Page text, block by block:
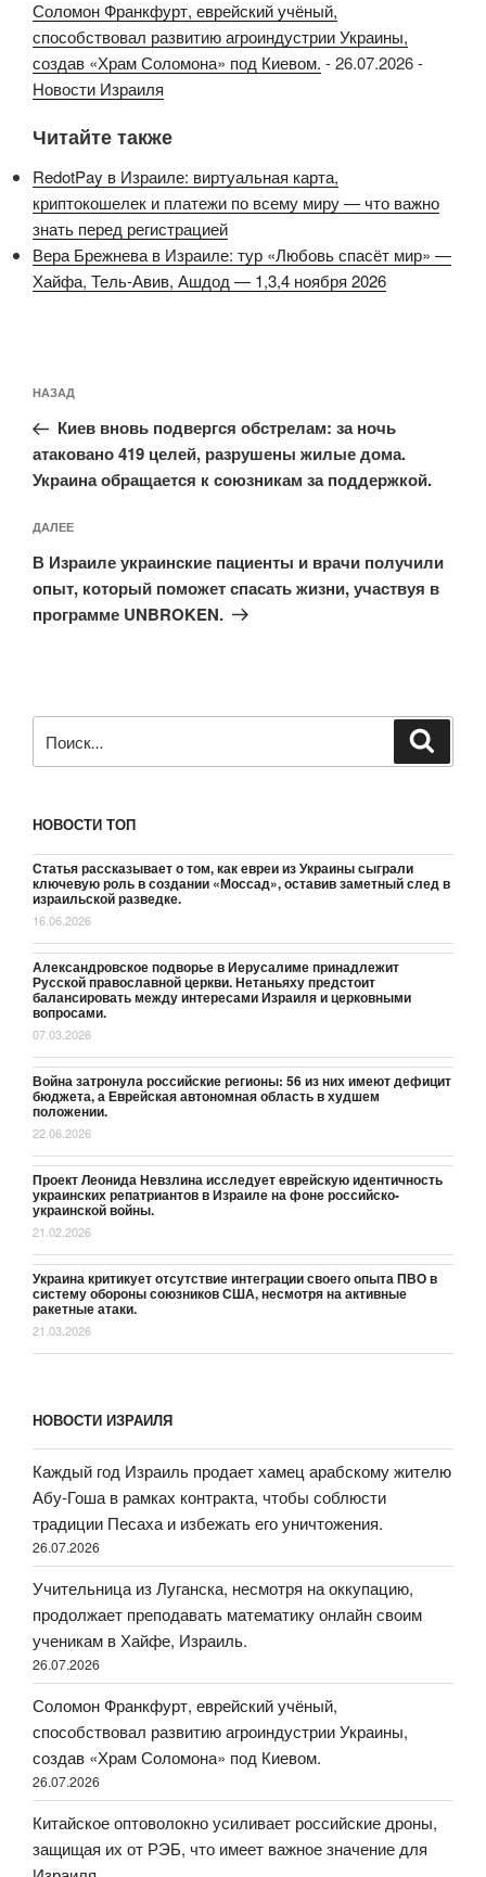
Соломон Франкфурт, еврейский учёный,
способствовал развитию агроиндустрии Украины,
создав «Храм Соломона» под Киевом. -26.07.2026-
Новости Израиля
Читайте также
RedotPay в Израиле: виртуальная карта,
криптокошелек и платежи по всему миру — что важно
знать перед регистрацией
Вера Брежнева в Израиле: тур «Любовь спасёт мир» —
Хайфа, Тель-Авив, Ашдод — 1,3,4 ноября 2026
по
записям
Предыдущая
запись:
НАЗАД
Киев вновь подвергся обстрелам: за ночь
атаковано 419 целей, разрушены жилые дома.
Украина обращается к союзникам за поддержкой.
Следующая
запись
ДАЛЕЕ
В Израиле украинские пациенты и врачи получили
опыт, который поможет спасать жизни, участвуя в
программе UNBROKEN.
НОВОСТИ ТОП
Статья рассказывает о том, как евреи из Украины сыграли
ключевую роль в создании «Моссад», оставив заметный след в
израильской разведке.
16.06.2026
Александровское подворье в Иерусалиме принадлежит
Русской православной церкви. Нетаньяху предстоит
балансировать между интересами Израиля и церковными
вопросами.
07.03.2026
Война затронула российские регионы: 56 из них имеют дефицит
бюджета, а Еврейская автономная область в худшем
положении.
22.06.2026
Проект Леонида Невзлина исследует еврейскую идентичность
украинских репатриантов в Израиле на фоне российско-
украинской войны.
21.02.2026
Украина критикует отсутствие интеграции своего опыта ПВО в
систему обороны союзников США, несмотря на активные
ракетные атаки.
21.03.2026
НОВОСТИ ИЗРАИЛЯ
Каждый год Израиль продает хамец арабскому жителю
Абу-Гоша в рамках контракта, чтобы соблюсти
традиции Песаха и избежать его уничтожения.
26.07.2026
Учительница из Луганска, несмотря на оккупацию,
продолжает преподавать математику онлайн своим
ученикам в Хайфе, Израиль.
26.07.2026
Соломон Франкфурт, еврейский учёный,
способствовал развитию агроиндустрии Украины,
создав «Храм Соломона» под Киевом.
26.07.2026
Китайское оптоволокно усиливает российские дроны,
защищая их от РЭБ, что имеет важное значение для